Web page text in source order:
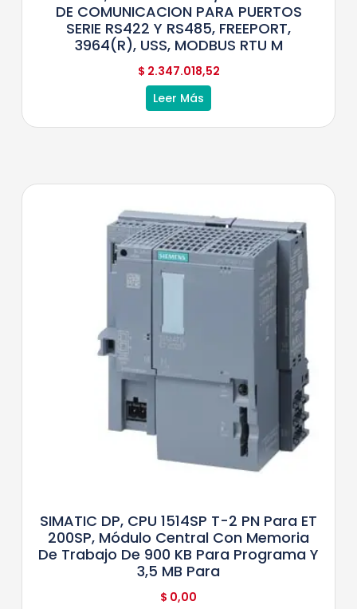
DE COMUNICACION PARA PUERTOS
SERIE RS422 Y RS485, FREEPORT,
3964(R), USS, MODBUS RTU M
$ 2.347.018,52
Leer Más
SIMATIC DP, CPU 1514SP T-2 PN Para ET
200SP, Módulo Central Con Memoria
De Trabajo De 900 KB Para Programa Y
3,5 MB Para
$ 0,00